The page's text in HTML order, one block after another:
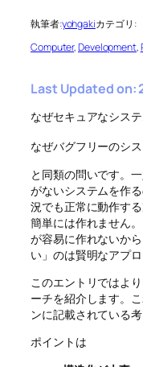
執筆者:yohgakiカテゴリ:
Computer, Development,
Last Updated on:
なぜセキュアなシス
なぜバグフリーのシ
と同類の問いです。
がないシステムを作
況でも正常に動作す
簡単には作れません
が容易に作れないか
い」のは賢明なアプ
このエントリではよ
ーチを紹介します。
ンに記載されている
ポイントは